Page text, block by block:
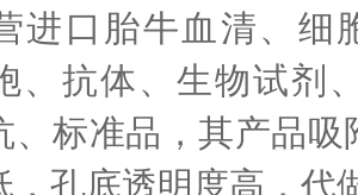
进口胎牛血清、细
、抗体、生物试剂
、标准品，其产品
，孔底透明度高，代